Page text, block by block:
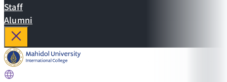
Staff
Alumni